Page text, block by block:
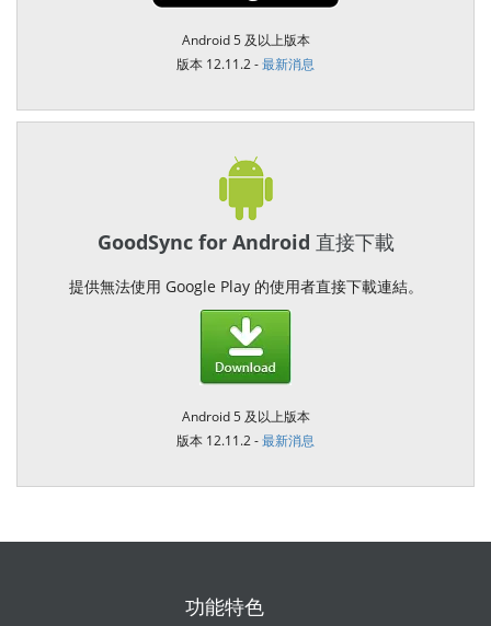
Android 5 及以上版本
版本 12.11.2 -最新消息
GoodSync for Android 直接下載
提供無法使用 Google Play 的使用者直接下載連結。
Android 5 及以上版本
版本 12.11.2 -最新消息
功能特色